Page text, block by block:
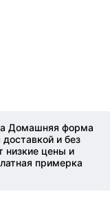
Домашняя форма
и без
низкие цены и
примерка